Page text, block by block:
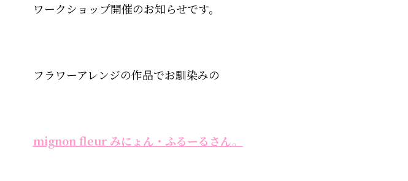
ワークショップ開催のお知らせです。
フラワーアレンジの作品でお馴染みの
mignon fleur みにょん・ふるーるさん。